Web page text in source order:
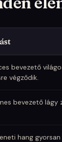
bevezető
végződik.
bevezető lágy
hang